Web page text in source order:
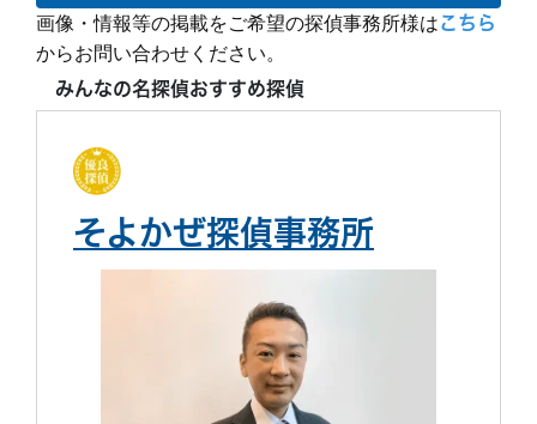
画像・情報等の掲載をご希望の探偵事務所様はこちら
からお問い合わせください。
みんなの名探偵おすすめ探偵
そよかぜ探偵事務所